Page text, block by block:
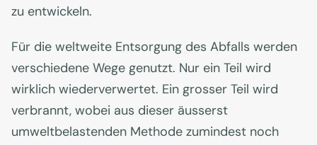
zu entwickeln.
Für die weltweite Entsorgung des Abfalls werden
verschiedene Wege genutzt. Nur ein Teil wird
wirklich wiederverwertet. Ein grosser Teil wird
verbrannt, wobei aus dieser äusserst
umweltbelastenden Methode zumindest noch